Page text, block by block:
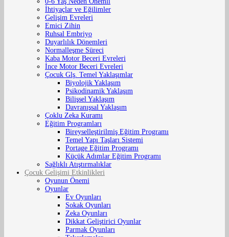
İhtiyaçlar ve Eğilimler
Gelişim Evreleri
Emici Zihin
Ruhsal Embriyo
Duyarlılık Dönemleri
Normalleşme Süreci
Kaba Motor Beceri Evreleri
İnce Motor Beceri Evreleri
Çocuk Glş. Temel Yaklaşımlar
Biyolojik Yaklaşım
Psikodinamik Yaklaşım
Bilişsel Yaklaşım
Davranışsal Yaklaşım
Çoklu Zeka Kuramı
Eğitim Programları
Bireyselleştirilmiş Eğitim Programı
Temel Yapı Taşları Sistemi
Portage Eğitim Programı
Küçük Adımlar Eğitim Programı
Sağlıklı Atıştırmalıklar
Çocuk Gelişimi Etkinlikleri
Oyunun Önemi
Oyunlar
Ev Oyunları
Sokak Oyunları
Zeka Oyunları
Dikkat Geliştirici Oyunlar
Parmak Oyunları